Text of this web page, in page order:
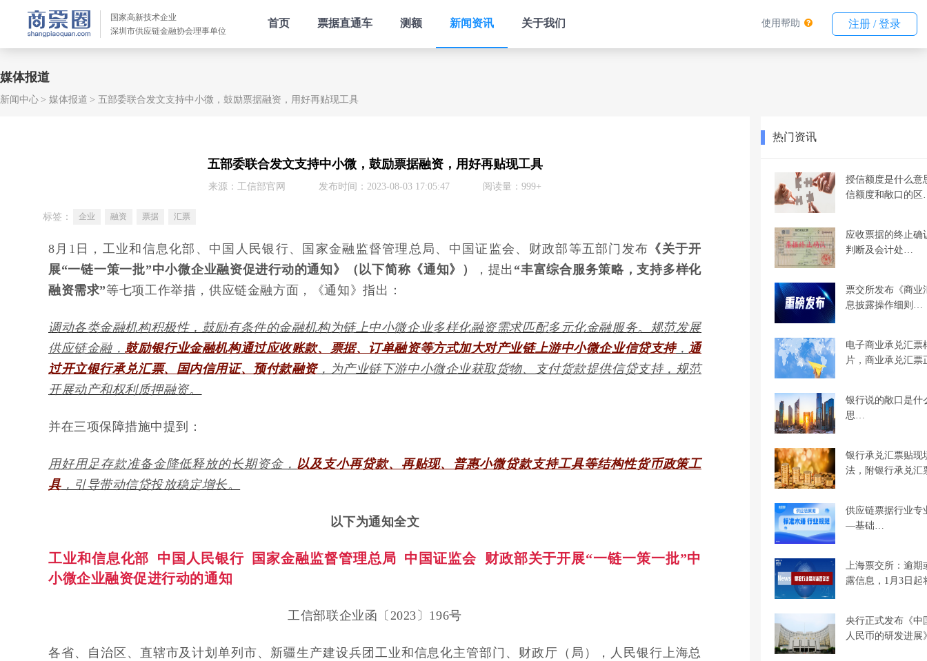
国家高新技术企业
深圳市供应链金融协会理事单位
首页 票据直通车 测额 新闻资讯 关于我们 使用帮助 注册 / 登录
媒体报道
新闻中心 媒体报道 五部委联合发文支持中小微，鼓励票据融资，用好再贴现工具
五部委联合发文支持中小微，鼓励票据融资，用好再贴现工具
来源：工信部官网 发布时间：2023-08-03 17:05:47 阅读量：999+
标签： 企业 融资 票据 汇票
8月1日，工业和信息化部、中国人民银行、国家金融监督管理总局、中国证监会、财政部等五部门发布 《关于开
展“一链一策一批”中小微企业融资促进行动的通知》（以下简称《通知》）
，提出 “丰富综合服务策略，支持多样化
融资需求”等七项工作举措，供应链金融方面，《通知》指出：
调动各类金融机构积极性，鼓励有条件的金融机构为链上中小微企业多样化融资需求匹配多元化金融服务。规范发展
供应链金融，鼓励银行业金融机构通过应收账款、票据、订单融资等方式加大对产业链上游中小微企业信贷支持，通
过开立银行承兑汇票、国内信用证、预付款融资，为产业链下游中小微企业获取货物、支付货款提供信贷支持，规范
开展动产和权利质押融资。
并在三项保障措施中提到：
用好用足存款准备金降低释放的长期资金， 以及支小再贷款、再贴现、普惠小微贷款支持工具等结构性货币政策工
具，引导带动信贷投放稳定增长。
以下为通知全文
工业和信息化部 中国人民银行 国家金融监督管理总局 中国证监会 财政部关于开展“一链一策一批”中
小微企业融资促进行动的通知
工信部联企业函〔2023〕196号
各省、自治区、直辖市及计划单列市、新疆生产建设兵团工业和信息化主管部门、财政厅（局），人民银行上海总
热门资讯
授信额度是什么意
信额度和敞口的
应收票据的终止确
判断及会计处…
票交所发布《商业
息披露操作细则…
电子商业承兑汇票
片，商业承兑汇
银行说的敞口是什
思…
银行承兑汇票贴现
法，附银行承兑
供应链票据行业专
—基础…
上海票交所：逾期
露信息，1月3日
央行正式发布《中
人民币的研发进